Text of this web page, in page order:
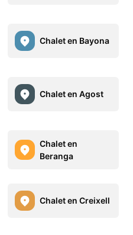
Chalet en Bayona
Chalet en Agost
Chalet en
Beranga
Chalet en Creixell